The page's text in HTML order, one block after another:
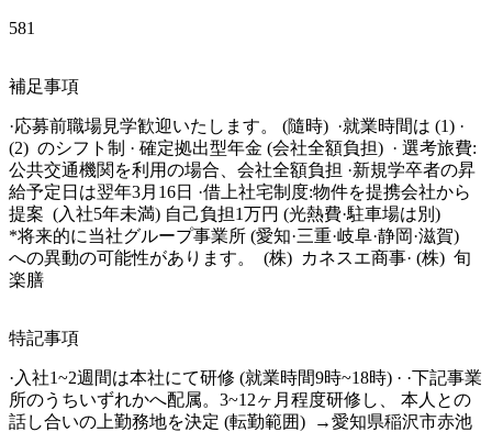
581
補足事項
·応募前職場見学歓迎いたします。 (隨時)  ·就業時間は (1) ·
(2)  のシフト制 · 確定拠出型年金 (会社全額負担)  · 選考旅費:
公共交通機関を利用の場合、会社全額負担 ·新規学卒者の昇
給予定日は翌年3月16日 ·借上社宅制度:物件を提携会社から
提案  (入社5年未満) 自己負担1万円 (光熱費·駐車場は別)
*将来的に当社グループ事業所 (愛知·三重·岐阜·静岡·滋賀)
への異動の可能性があります。  (株)  カネスエ商事· (株)  旬
楽膳
特記事項
·入社1~2週間は本社にて研修 (就業時間9時~18時) · ·下記事業
所のうちいずれかへ配属。3~12ヶ月程度研修し、 本人との
話し合いの上勤務地を決定 (転勤範囲)  →愛知県稲沢市赤池